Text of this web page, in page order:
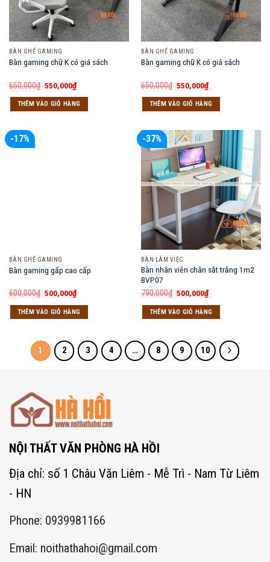
BÀN GHẾ GAMING
Bàn gaming chữ K có giá sách
650,000₫ Giá
gốc
là:
650,000₫.
550,000₫Giá
hiện
tại
là:
THÊM VÀO GIỎ HÀNG
BÀN GHẾ GAMING
Bàn gaming chữ K có giá sách
650,000₫ Giá
gốc
là:
650,000₫.
550,000₫Giá
hiện
tại
là:
THÊM VÀO GIỎ HÀNG
-17%
BÀN GHẾ GAMING
Bàn gaming gấp cao cấp
600,000₫ Giá
là:
600,000₫.
500,000₫Giá
hiện
tại
là:
THÊM VÀO GIỎ HÀNG
-37%
BÀN LÀM VIỆC
Bàn nhân viên chân sắt trắng 1m2
BVP07
790,000₫ Giá
là:
790,000₫.
500,000₫Giá
hiện
tại
là:
THÊM VÀO GIỎ HÀNG
1 2 3 4 … 8 9 10
NỘI THẤT VĂN PHÒNG HÀ HỒI
Địa chỉ: số 1 Châu Văn Liêm - Mễ Trì - Nam Từ Liêm
- HN
Phone: 0939981166
Email: noithathahoi@gmail.com